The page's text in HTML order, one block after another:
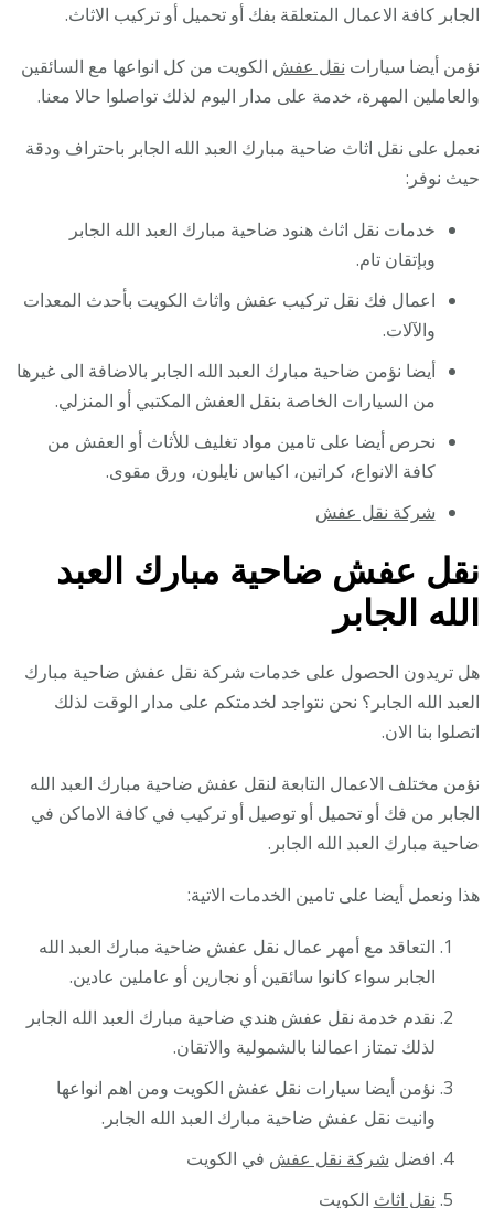
الجابر كافة الاعمال المتعلقة بفك أو تحميل أو تركيب الاثاث.
نؤمن أيضا سيارات نقل عفش الكويت من كل انواعها مع السائقين
والعاملين المهرة، خدمة على مدار اليوم لذلك تواصلوا حالا معنا.
نعمل على نقل اثاث ضاحية مبارك العبد الله الجابر باحتراف ودقة
حيث نوفر:
خدمات نقل اثاث هنود ضاحية مبارك العبد الله الجابر
وبإتقان تام.
اعمال فك نقل تركيب عفش واثاث الكويت بأحدث المعدات
والآلات.
أيضا نؤمن ضاحية مبارك العبد الله الجابر بالاضافة الى غيرها
من السيارات الخاصة بنقل العفش المكتبي أو المنزلي.
نحرص أيضا على تامين مواد تغليف للأثاث أو العفش من
كافة الانواع، كراتين، اكياس نايلون، ورق مقوى.
شركة نقل عفش
نقل عفش ضاحية مبارك العبد
الله الجابر
هل تريدون الحصول على خدمات شركة نقل عفش ضاحية مبارك
العبد الله الجابر؟ نحن نتواجد لخدمتكم على مدار الوقت لذلك
اتصلوا بنا الان.
نؤمن مختلف الاعمال التابعة لنقل عفش ضاحية مبارك العبد الله
الجابر من فك أو تحميل أو توصيل أو تركيب في كافة الاماكن في
ضاحية مبارك العبد الله الجابر.
هذا ونعمل أيضا على تامين الخدمات الاتية:
التعاقد مع أمهر عمال نقل عفش ضاحية مبارك العبد الله
الجابر سواء كانوا سائقين أو نجارين أو عاملين عادين.
نقدم خدمة نقل عفش هندي ضاحية مبارك العبد الله الجابر
لذلك تمتاز اعمالنا بالشمولية والاتقان.
نؤمن أيضا سيارات نقل عفش الكويت ومن اهم انواعها
وانيت نقل عفش ضاحية مبارك العبد الله الجابر.
افضل شركة نقل عفش في الكويت
نقل اثاث الكويت